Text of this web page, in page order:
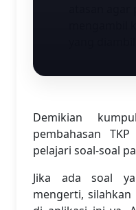
Demikian
pembahasan
pelajari soal-soal
Jika ada soal
mengerti,